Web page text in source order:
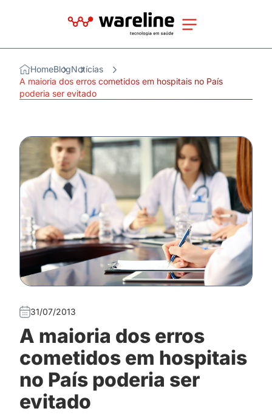
HomeBlogNotícias
A maioria dos erros cometidos em hospitais no País
poderia ser evitado
31/07/2013
A maioria dos erros
cometidos em hospitais
no País poderia ser
evitado